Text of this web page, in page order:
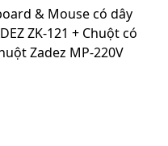
& Mouse có dây
ZK-121 + Chuột có
Zadez MP-220V